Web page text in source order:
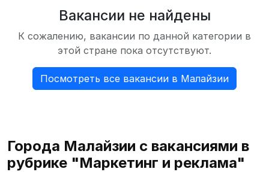
Вакансии не найдены
К сожалению, вакансии по данной категории в
этой стране пока отсутствуют.
Посмотреть все вакансии в Малайзии
Города Малайзии с вакансиями в
рубрике "Маркетинг и реклама"